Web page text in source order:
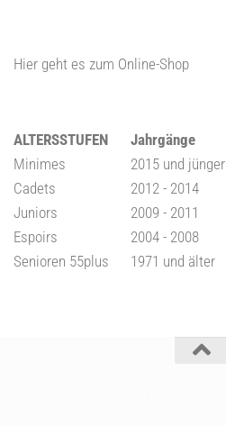
Hier geht es zum Online-Shop
ALTERSSTUFEN
Jahrgänge
Minimes
2015 und jünger
Cadets
2012 - 2014
Juniors
2009 - 2011
Espoirs
2004 - 2008
Senioren 55plus
1971 und älter